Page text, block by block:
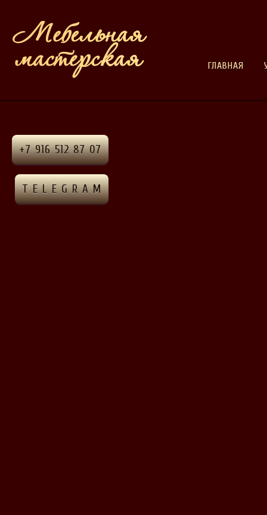
ГЛАВНАЯ
+7 916 512 87 07
T E L E G R A M